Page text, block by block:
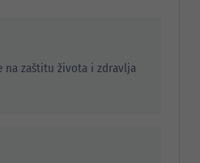
na zaštitu života i zdravlja